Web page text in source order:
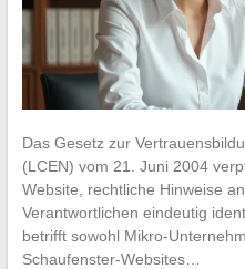
Das Gesetz zur
(LCEN) vom 21. Juni 2004
Website, rechtliche Hinweise
Verantwortlichen eindeutig
betrifft sowohl Mikro-
Schaufenster-Websites…